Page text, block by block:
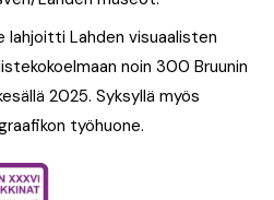
lahjoitti Lahden visuaalisten
noin 300 Bruunin
2025. Syksyllä myös
työhuone.